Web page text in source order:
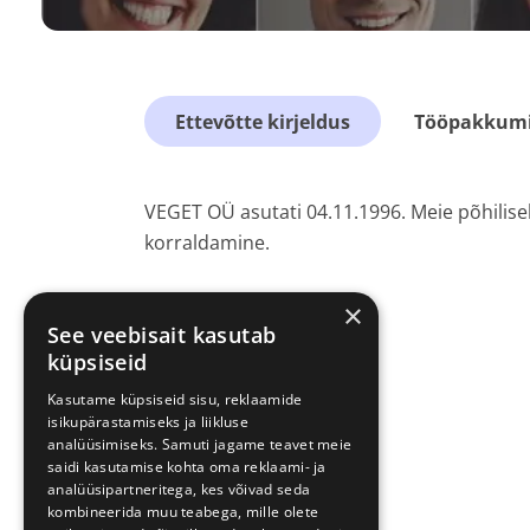
Ettevõtte kirjeldus
VEGET OÜ asutati 04.11.1996. Meie
korraldamine.
×
See veebisait kasutab
küpsiseid
Kasutame küpsiseid sisu, reklaamide
isikupärastamiseks ja liikluse
analüüsimiseks. Samuti jagame teavet meie
saidi kasutamise kohta oma reklaami- ja
analüüsipartneritega, kes võivad seda
kombineerida muu teabega, mille olete